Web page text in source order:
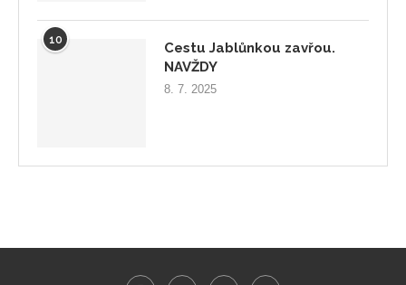
10
Cestu Jablůnkou zavřou.
NAVŽDY
8. 7. 2025